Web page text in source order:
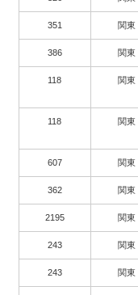
351 関東
386 関東
118 関東
118 関東
607 関東
362 関東
2195 関東
243 関東
243 関東